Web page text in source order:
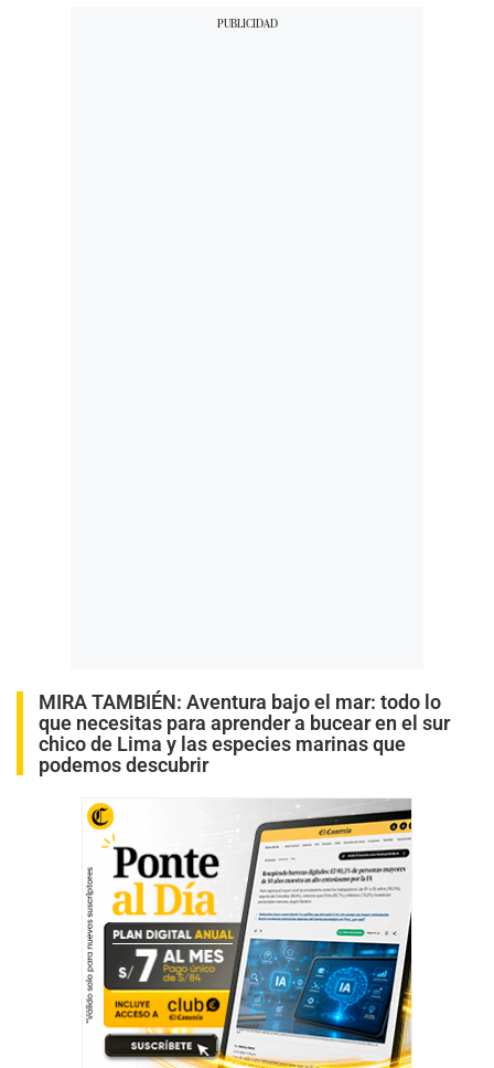
MIRA TAMBIÉN: Aventura bajo el mar: todo lo
que necesitas para aprender a bucear en el sur
chico de Lima y las especies marinas que
podemos descubrir